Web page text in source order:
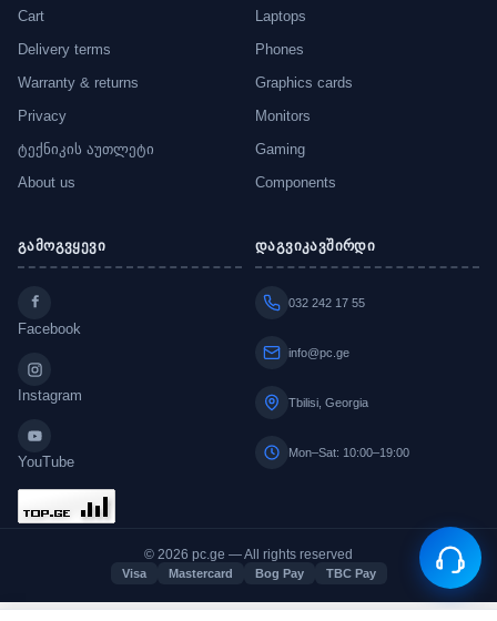
Cart
Delivery terms
Warranty & returns
Privacy
ტექნიკის აუთლეტი
About us
Laptops
Phones
Graphics cards
Monitors
Gaming
Components
გამოგვყევი
Facebook
Instagram
YouTube
დაგვიკავშირდი
032 242 17 55
info@pc.ge
Tbilisi, Georgia
Mon–Sat: 10:00–19:00
© 2026 pc.ge — All rights reserved
Visa Mastercard Bog Pay TBC Pay